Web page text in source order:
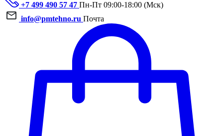
+7 499 490 57 47 Пн-Пт 09:00-18:00 (Мск)
info@pmtehno.ru Почта